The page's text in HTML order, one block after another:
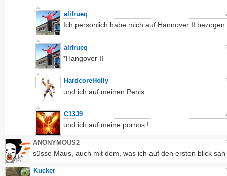
alifrueq
Ich persönlich habe mich auf Hannover II bezogen
alifrueq
*Hangover II
HardcoreHolly
und ich auf meinen Penis.
C13J9
und ich auf meine pornos !
ANONYMOUS2
süsse Maus, auch mit dem, was ich auf den ersten blick sah
Kucker